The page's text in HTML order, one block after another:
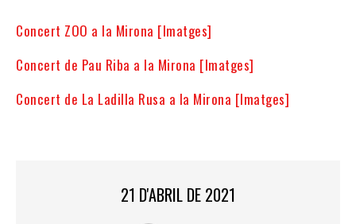
Concert ZOO a la Mirona [Imatges]
Concert de Pau Riba a la Mirona [Imatges]
Concert de La Ladilla Rusa a la Mirona [Imatges]
21 D'ABRIL DE 2021